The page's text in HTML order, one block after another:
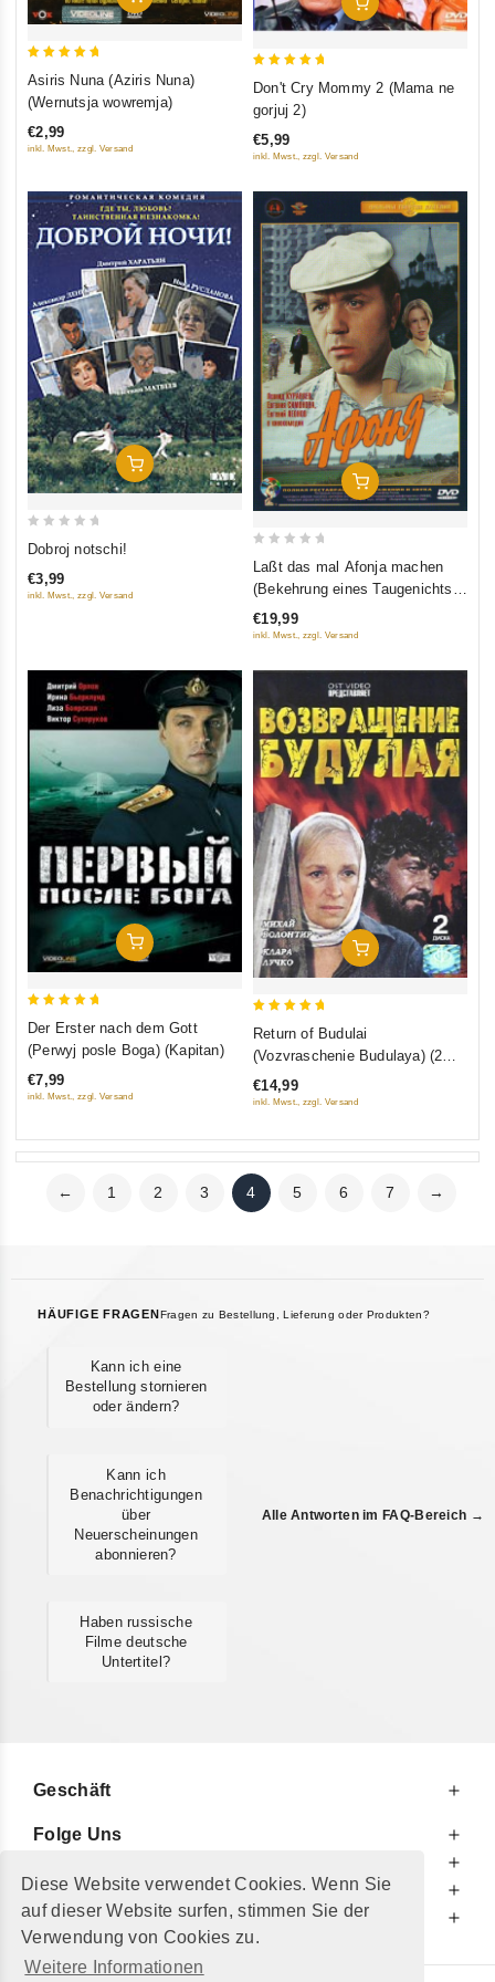
Diese Website verwendet Cookies. Wenn Sie
auf dieser Website surfen, stimmen Sie der
Verwendung von Cookies zu.
Weitere Informationen
Asiris Nuna (Aziris Nuna)
(Wernutsja wowremja)
€2,99
inkl. Mwst., zzgl. Versand
out of 5
Don't Cry Mommy 2 (Mama ne
gorjuj 2)
€5,99
inkl. Mwst., zzgl. Versand
In Den Warenkorb
of
Dobroj notschi!
€3,99
inkl. Mwst., zzgl. Versand
In Den Warenkorb
5
Laßt das mal Afonja machen
(Bekehrung eines Taugenichts)
(Afonja)
€19,99
inkl. Mwst., zzgl. Versand
In Den Warenkorb
Der Erster nach dem Gott
(Perwyj posle Boga) (Kapitan)
€7,99
inkl. Mwst., zzgl. Versand
In Den Warenkorb
Return of Budulai
(Vozvraschenie Budulaya) (2
DVD)
€14,99
inkl. Mwst., zzgl. Versand
← 1 2 3 4 5 6 7 →
HÄUFIGE FRAGENFragen zu Bestellung, Lieferung oder Produkten?
Kann ich eine
Bestellung stornieren
oder ändern?
Kann ich
Benachrichtigungen
über
Neuerscheinungen
abonnieren?
Haben russische
Filme deutsche
Untertitel?
Alle Antworten im FAQ-Bereich →
Geschäft
Folge Uns
Zu Ihrer Information
Zusätzlich